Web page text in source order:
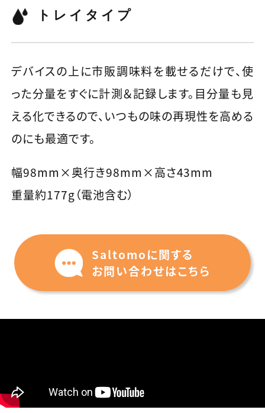
トレイタイプ
デバイスの上に市販調味料を載せるだけで、使
った分量をすぐに計測＆記録します。目分量も見
える化できるので、いつもの味の再現性を高める
のにも最適です。
幅98mm×奥行き98mm×高さ43mm
重量約177g（電池含む）
Saltomoに関する
お問い合わせはこちら